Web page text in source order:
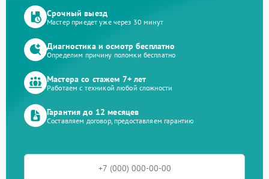
Срочный выезд
Мастер приедет уже через 30 минут
Диагностика и осмотр бесплатно
Определим причину поломки бесплатно
Мастера со стажем 7+ лет
Работаем с техникой любой сложности
Гарантия до 12 месяцев
Составляем договор, предоставляем гарантию